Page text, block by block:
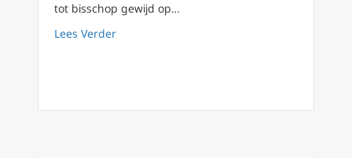
tot bisschop gewijd op…
Lees Verderabout Rob Mutsaerts: herinneringen bij het